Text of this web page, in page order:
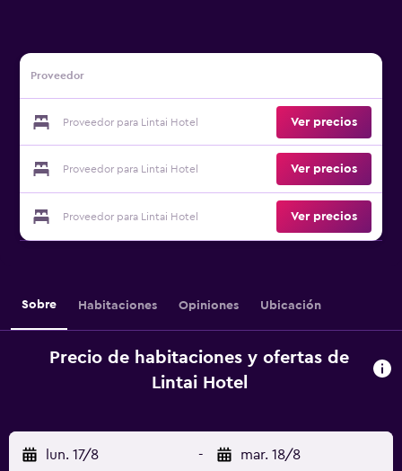
Proveedor
Proveedor para Lintai Hotel Ver precios
Proveedor para Lintai Hotel Ver precios
Proveedor para Lintai Hotel Ver precios
Sobre Habitaciones Opiniones Ubicación
Precio de habitaciones y ofertas de
Lintai Hotel
lun. 17/8 - mar. 18/8